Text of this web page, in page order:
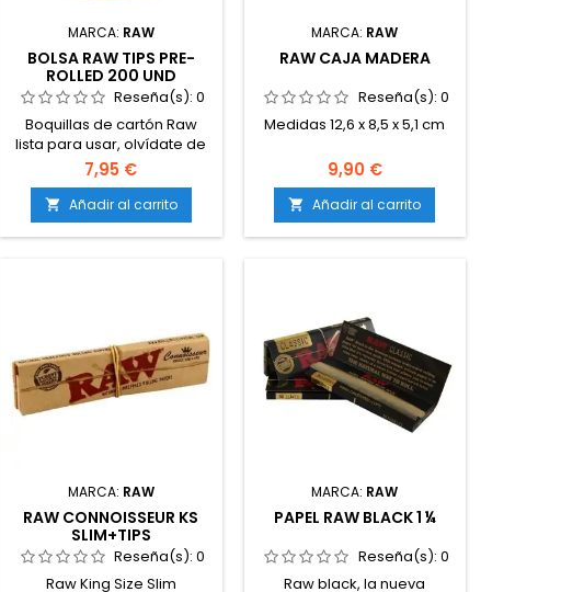
MARCA: RAW
BOLSA RAW TIPS PRE-
ROLLED 200 UND
Reseña(s):0
Boquillas de cartón Raw
lista para usar, olvídate de
tener que hacer tu boquilla.
7,95 €
 Añadir al carrito
MARCA: RAW
RAW CAJA MADERA
Reseña(s): 0
Medidas 12,6 x 8,5 x 5,1 cm
9,90 €
 Añadir al carrito
MARCA: RAW
RAW CONNOISSEUR KS
SLIM+TIPS
Reseña(s):0
Raw King Size Slim
MARCA: RAW
PAPEL RAW BLACK 1 ¼
Reseña(s): 0
Raw black, la nueva